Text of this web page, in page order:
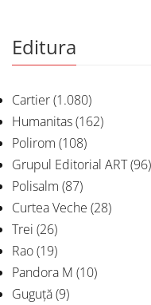
Editura
Cartier(1.080)
Humanitas(162)
Polirom (108)
Grupul Editorial ART(96)
Polisalm (87)
Curtea Veche (28)
Trei (26)
Rao(19)
Pandora M (10)
Guguță(9)